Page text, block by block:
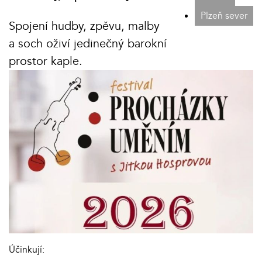
Plzeň sever
Spojení hudby, zpěvu, malby
a soch oživí jedinečný barokní
prostor kaple.
Účinkují: